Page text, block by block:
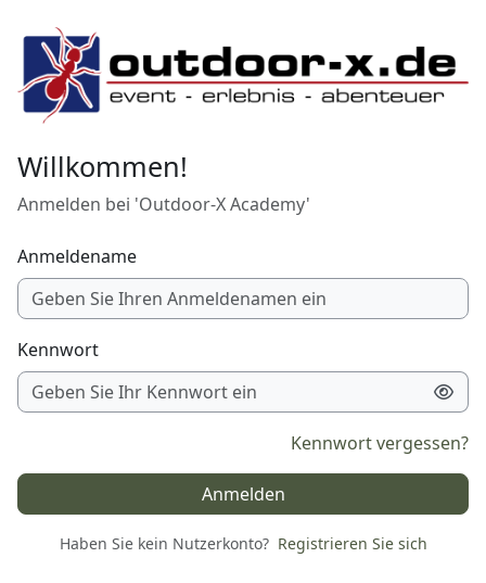
Willkommen!
Anmelden bei 'Outdoor-X Academy'
Anmeldename
Kennwort
Kennwort vergessen?
Anmelden
Haben Sie kein Nutzerkonto? Registrieren Sie sich